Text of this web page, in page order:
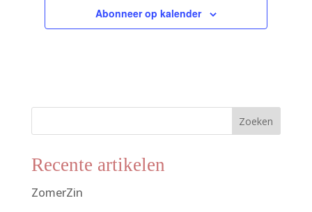
Abonneer op kalender
Zoeken
Recente artikelen
ZomerZin